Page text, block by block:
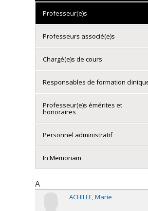
Professeur(e)s
Professeurs associé(e)s
Chargé(e)s de cours
Responsables de formation
Professeur(e)s émérites et
honoraires
Personnel administratif
In Memoriam
A
ACHILLE Marie